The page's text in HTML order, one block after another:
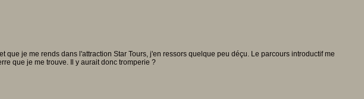
je me rends dans l'attraction Star Tours, j'en ressors quelque peu déçu. Le parcours introductif me
que je me trouve. Il y aurait donc tromperie ?